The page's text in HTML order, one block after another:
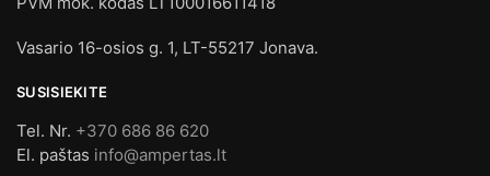
Vasario 16-osios g. 1, LT-55217 Jonava.
SUSISIEKITE
Tel. Nr. +370 686 86 620
El. paštas info@ampertas.lt